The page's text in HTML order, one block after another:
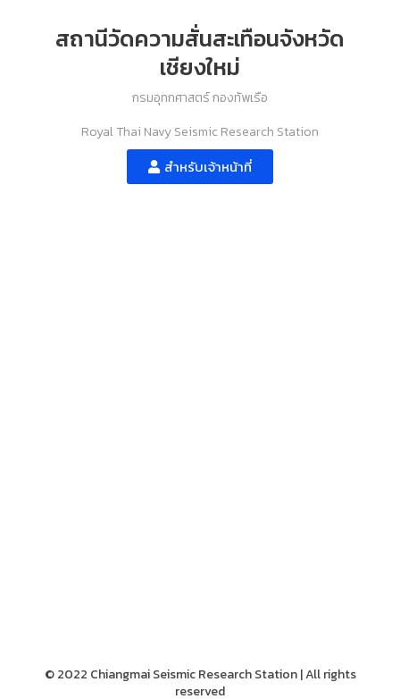
สถานีวัดความสั่นสะเทือนจังหวัด
เชียงใหม่
กรมอุทกศาสตร์ กองทัพเรือ
Royal Thai Navy Seismic Research Station
สำหรับเจ้าหน้าที่
© 2022 Chiangmai Seismic Research Station | All rights
reserved